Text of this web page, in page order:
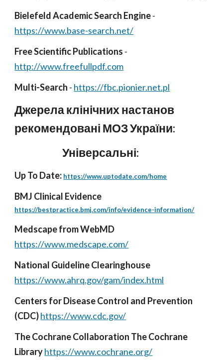
Bielefeld Academic Search Engine-
https://www.base-search.net/
Free Scientific Publications -
http://www.freefullpdf.com
Multi-Search - https://fbc.pionier.net.pl
Джерела клінічних настанов
рекомендовані МОЗ України:
Універсальні:
Up To Date: https://www.uptodate.com/home
BMJ Clinical Evidence
https://bestpractice.bmj.com/info/evidence-information/
Medscape from WebMD
https://www.medscape.com/
National Guideline Clearinghouse
https://www.ahrq.gov/gam/index.html
Centers for Disease Control and Prevention
(CDC)https://www.cdc.gov/
The Cochrane Collaboration The Cochrane
Libraryhttps://www.cochrane.org/